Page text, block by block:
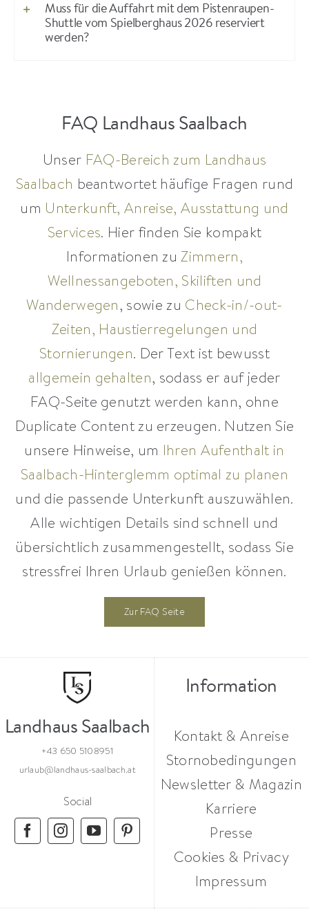
Muss für die Auffahrt mit dem Pistenraupen-
Shuttle vom Spielberghaus 2026 reserviert
werden?
FAQ Landhaus Saalbach
Unser FAQ-Bereich zum Landhaus
Saalbach beantwortet häufige Fragen rund
um Unterkunft, Anreise, Ausstattung und
Services. Hier finden Sie kompakt
Informationen zuZimmern,
Wellnessangeboten, Skiliften und
Wanderwegen, sowie zu Check-in/-out-
Zeiten, Haustierregelungen und
Stornierungen. Der Text ist bewusst
allgemein gehalten, sodass er auf jeder
FAQ-Seite genutzt werden kann, ohne
Duplicate Content zu erzeugen. Nutzen Sie
unsere Hinweise, um Ihren Aufenthalt in
Saalbach-Hinterglemm optimal zu planen
und die passende Unterkunft auszuwählen.
Alle wichtigen Details sind schnell und
übersichtlich zusammengestellt, sodass Sie
stressfrei Ihren Urlaub genießen können.
Zur FAQ Seite
Landhaus Saalbach
+43 650 5108951
urlaub@landhaus-saalbach.at
Social
Information
Kontakt & Anreise
Stornobedingungen
Newsletter & Magazin
Karriere
Presse
Cookies & Privacy
Impressum